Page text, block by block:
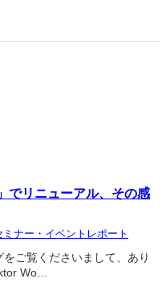
でリニューアル、その感
ミナー・イベントレポート
ご覧くださいまして、あり
Wo…